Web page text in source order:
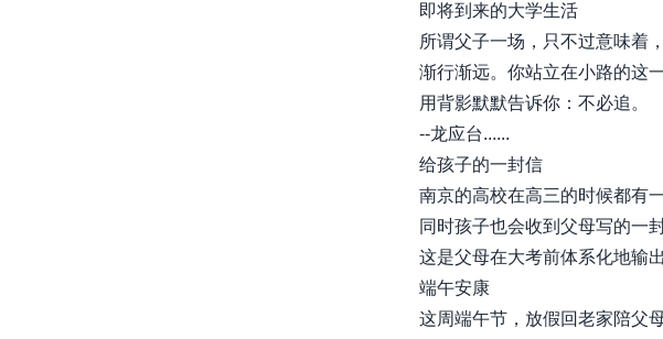
即将到来的大学生活
所谓父子一场，只不过意味着
渐行渐远。你站立在小路的这
用背影默默告诉你：不必追。
--龙应台......
给孩子的一封信
南京的高校在高三的时候都有
同时孩子也会收到父母写的一
这是父母在大考前体系化地输
端午安康
这周端午节，放假回老家陪父